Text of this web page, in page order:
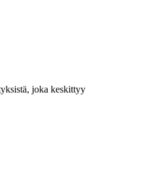
joka keskittyy